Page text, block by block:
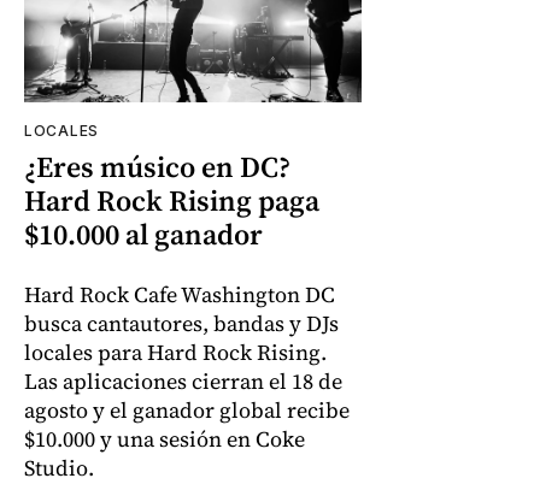
LOCALES
¿Eres músico en DC?
Hard Rock Rising paga
$10.000 al ganador
Hard Rock Cafe Washington DC
busca cantautores, bandas y DJs
locales para Hard Rock Rising.
Las aplicaciones cierran el 18 de
agosto y el ganador global recibe
$10.000 y una sesión en Coke
Studio.